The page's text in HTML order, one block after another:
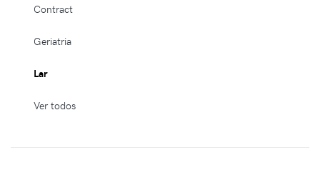
Contract
Geriatria
Lar
Ver todos